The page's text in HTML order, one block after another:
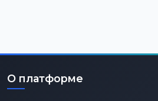
О платформе